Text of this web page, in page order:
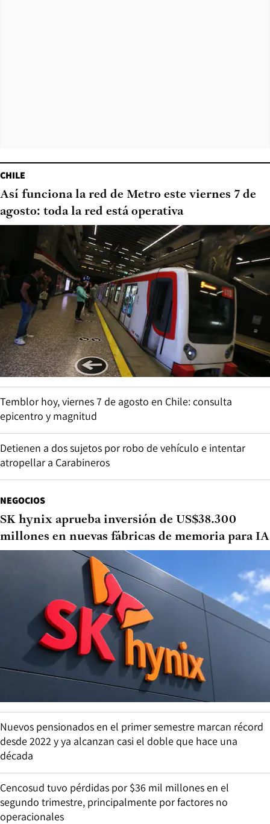
CHILE
Así funciona la red de Metro este viernes 7 de
agosto: toda la red está operativa
Temblor hoy, viernes 7 de agosto en Chile: consulta
epicentro y magnitud
Detienen a dos sujetos por robo de vehículo e intentar
atropellar a Carabineros
NEGOCIOS
SK hynix aprueba inversión de US$38.300
millones en nuevas fábricas de memoria para IA
Nuevos pensionados en el primer semestre marcan récord
desde 2022 y ya alcanzan casi el doble que hace una
década
Cencosud tuvo pérdidas por $36 mil millones en el
segundo trimestre, principalmente por factores no
operacionales